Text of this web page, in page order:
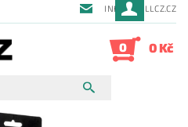
INFO@QUILLCZ.CZ
0 0 Kč